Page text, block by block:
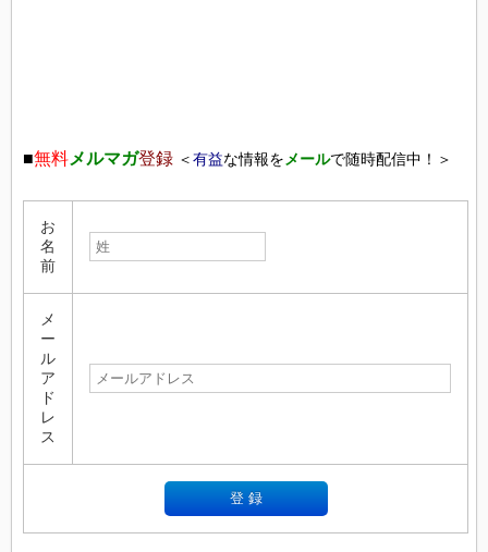
■無料メルマガ登録 ＜有益な情報を メールで随時配信中！＞
お
名
前
メ
ー
ル
ア
ド
レ
ス